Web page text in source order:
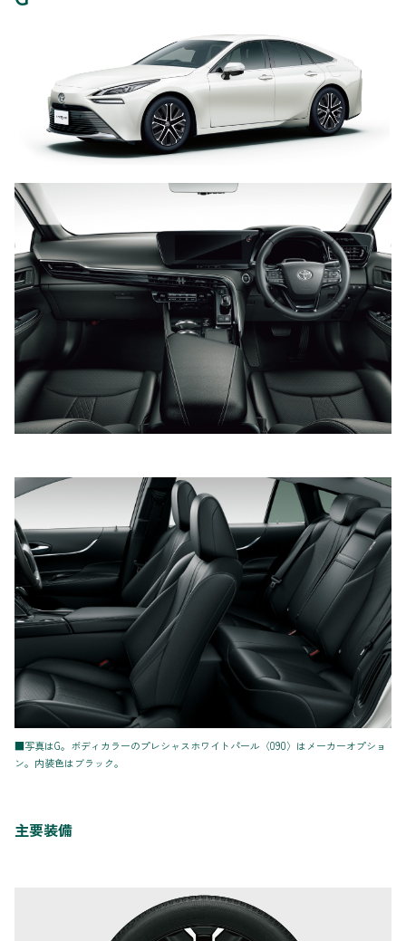
■写真はG。ボディカラーのプレシャスホワイトパール〈090〉はメーカーオプショ
ン。内装色はブラック。
主要装備